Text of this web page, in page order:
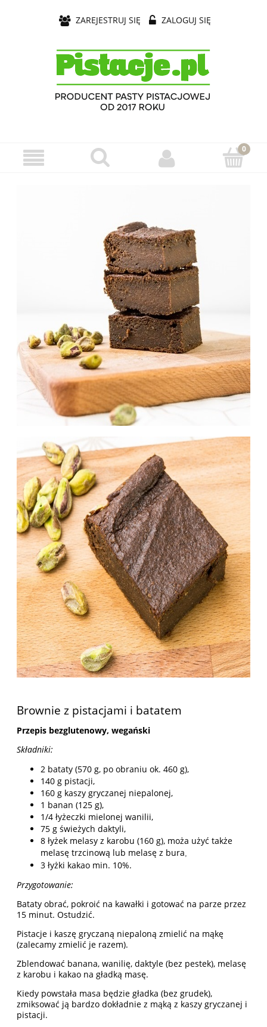
ZAREJESTRUJ SIĘ ZALOGUJ SIĘ
Brownie z pistacjami i batatem
Przepis bezglutenowy, wegański
Składniki:
2 bataty (570 g, po obraniu ok. 460 g),
140 g pistacji,
160 g kaszy gryczanej niepalonej,
1 banan (125 g),
1/4 łyżeczki mielonej wanilii,
75 g świeżych daktyli,
8 łyżek melasy z karobu (160 g), moża użyć także
melasę trzcinową lub melasę z bura
3 łyżki kakao min. 10%.
Przygotowanie:
Bataty obrać, pokroić na kawałki i gotować na parze przez
15 minut. Ostudzić.
Pistacje i kaszę gryczaną niepaloną zmielić na mąkę
(zalecamy zmielić je razem).
Zblendować banana, wanilię, daktyle (bez pestek), melasę
z karobu i kakao na gładką masę.
Kiedy powstała masa będzie gładka (bez grudek),
zmiksować ją bardzo dokładnie z mąką z kaszy gryczanej i
pistacji.